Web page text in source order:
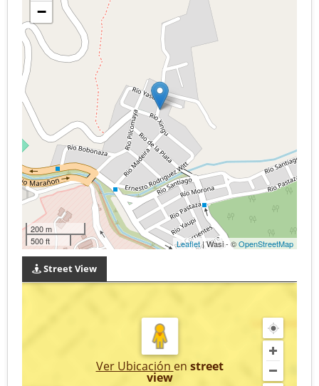
−
200 m
500 ft
Leaflet| Wasi - ©OpenStreetMap
Street View
Ver Ubicación en street
view